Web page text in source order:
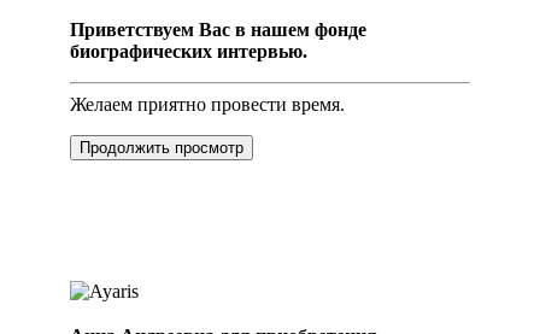
Приветствуем Вас в нашем фонде
биографических интервью.
Желаем приятно провести время.
Продолжить просмотр